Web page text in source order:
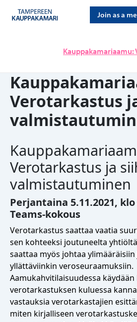
sisältöön
Join as a
Kauppakamariaamu:
Verotarkastus
Verotarkastus ja
valmistautuminen
Perjantaina 5.11.2021, klo
Teams-kokous
Verotarkastus saattaa vaatia
sen kohteeksi joutuneelta
saattaa myös johtaa ylimääräisiin
yllättäviinkin veroseuraamuksiin.
Aamukahvitilaisuudessa
verotarkastuksen kuluessa
vastauksia verotarkastajien
miten kirjalliseen